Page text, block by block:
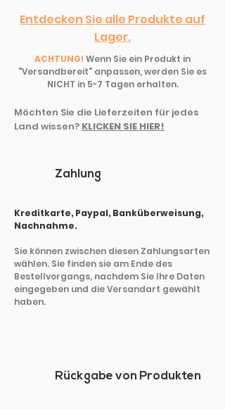
Entdecken Sie alle Produkte auf
Lager.
ACHTUNG! Wenn Sie ein Produkt in
"Versandbereit" anpassen, werden Sie es
NICHT in 5-7 Tagen erhalten.
Möchten Sie die Lieferzeiten für jedes
Land wissen? KLICKEN SIE HIER!
Zahlung
Kreditkarte, Paypal, Banküberweisung,
Nachnahme.
Sie können zwischen diesen Zahlungsarten
wählen. Sie finden sie am Ende des
Bestellvorgangs, nachdem Sie Ihre Daten
eingegeben und die Versandart gewählt
haben.
Rückgabe von Produkten